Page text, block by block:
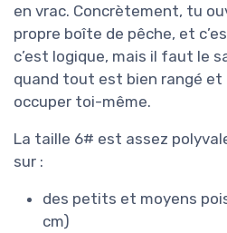
en vrac. Concrètement, tu
propre boîte de pêche, et
c’est logique, mais il faut le
quand tout est bien rangé et
occuper toi-même.
La taille 6# est assez
sur :
des petits et moyens
cm)